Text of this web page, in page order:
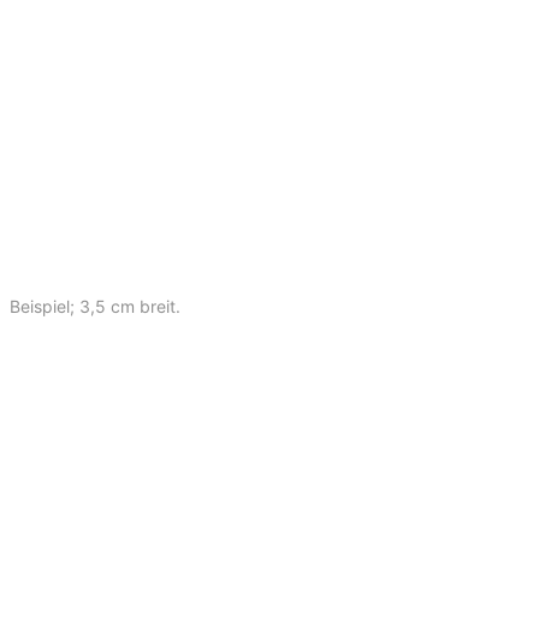
Beispiel; 3,5 cm breit.